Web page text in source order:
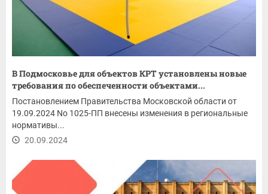
В Подмосковье для объектов КРТ установлены новые
требования по обеспеченности объектами...
Постановлением Правительства Московской области от
19.09.2024 No 1025-ПП внесены изменения в региональные
нормативы...
20.09.2024